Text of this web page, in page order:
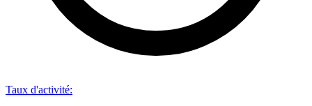
Taux d'activité: